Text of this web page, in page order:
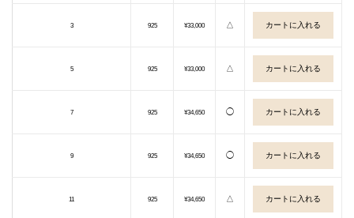
3 925 ¥33,000 △
5 925 ¥33,000 △
7 925 ¥34,650 ◯
9 925 ¥34,650 ◯
11 925 ¥34,650 △